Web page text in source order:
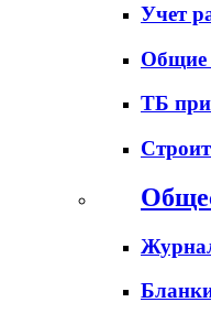
Учет
Общие
ТБ при